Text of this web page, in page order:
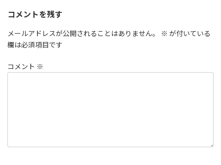
コメントを残す
メールアドレスが公開されることはありません。 ※ が付いている
欄は必須項目です
コメント ※